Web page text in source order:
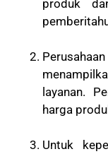
produk
layanan.
harga
Untuk